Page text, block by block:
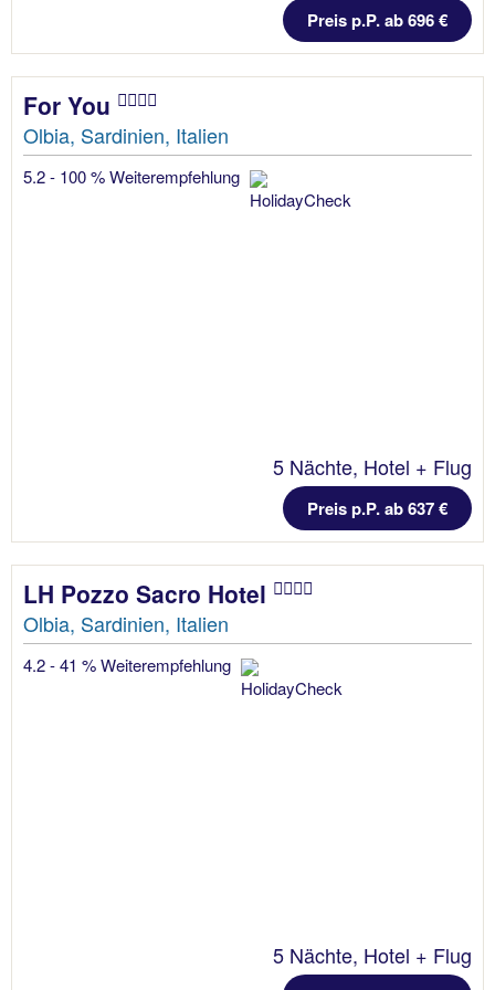
Preis p.P. ab 696 €
For You
Olbia, Sardinien, Italien
5.2 - 100 % Weiterempfehlung
5 Nächte, Hotel + Flug
Preis p.P. ab 637 €
LH Pozzo Sacro Hotel
Olbia, Sardinien, Italien
4.2 - 41 % Weiterempfehlung
5 Nächte, Hotel + Flug